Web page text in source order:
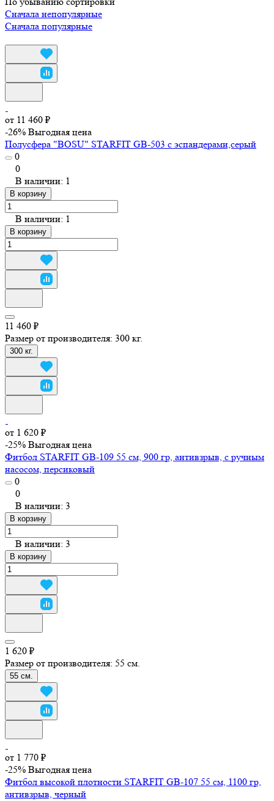
Сначала непопулярные
Сначала популярные
от 11 460 ₽
-26% Выгодная цена
Полусфера "BOSU" STARFIT GB-503 с эспандерами,серый
0
0
В наличии: 1
В корзину
В наличии: 1
В корзину
11 460 ₽
Размер от производителя: 300 кг.
300 кг.
от 1 620 ₽
-25% Выгодная цена
Фитбол STARFIT GB-109 55 см, 900 гр, антивзрыв, с ручным
насосом, персиковый
0
0
В наличии: 3
В корзину
В наличии: 3
В корзину
1 620 ₽
Размер от производителя: 55 см.
55 см.
от 1 770 ₽
-25% Выгодная цена
Фитбол высокой плотности STARFIT GB-107 55 см, 1100 гр,
антивзрыв, черный